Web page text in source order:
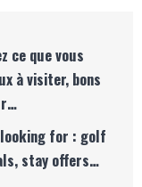
ce que vous
à visiter, bons
for : golf
stay offers…